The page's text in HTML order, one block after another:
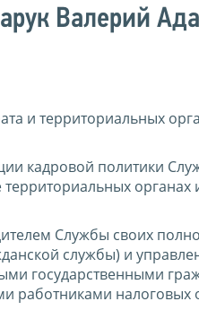
Валерий
и территориальных
кадровой политики
Службы своих
службы) и
государственными
работниками налоговых